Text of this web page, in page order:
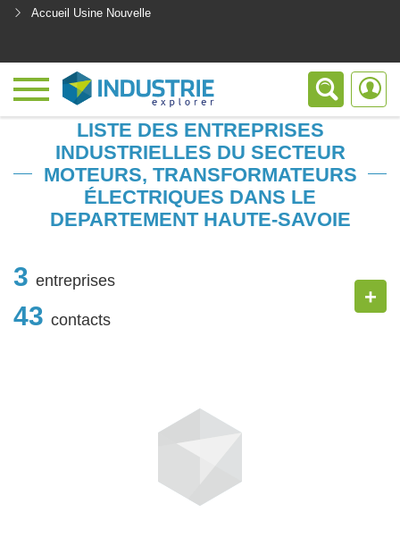
Accueil Usine Nouvelle
LISTE DES ENTREPRISES
INDUSTRIELLES DU SECTEUR
MOTEURS, TRANSFORMATEURS
ÉLECTRIQUES DANS LE
DEPARTEMENT HAUTE-SAVOIE
3 entreprises
43 contacts
+